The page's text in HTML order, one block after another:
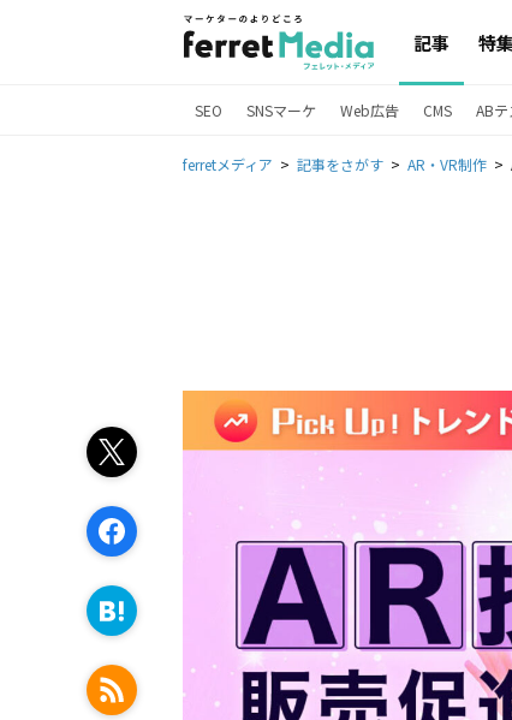
記事 特集
SEO SNSマーケ Web広告 CMS ABテ
ferretメディア 記事をさがす AR・VR制作